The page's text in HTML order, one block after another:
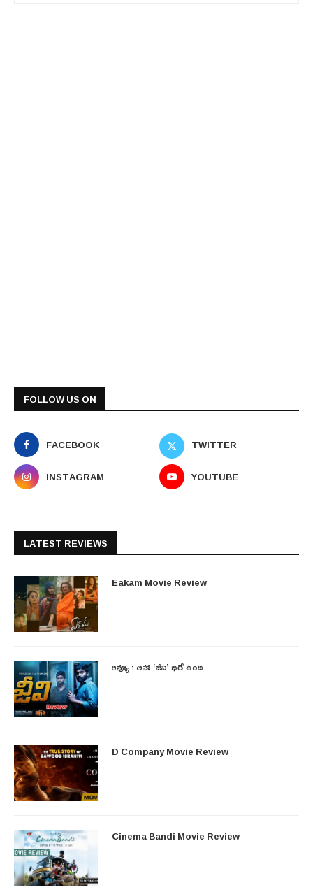
FOLLOW US ON
FACEBOOK
TWITTER
INSTAGRAM
YOUTUBE
LATEST REVIEWS
Eakam Movie Review
రివ్యూ : ఆహా ‘జీవి’ భలే ఉంది
D Company Movie Review
Cinema Bandi Movie Review